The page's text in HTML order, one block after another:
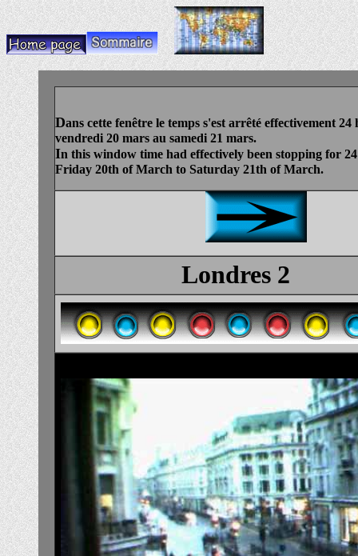
... .
Dans cette fenêtre le temps s'est arrêté effectivement 24
vendredi 20 mars au samedi 21 mars.
In this window time had effectively been stopping for
Friday 20th of March to Saturday 21th of March.
Londres 2